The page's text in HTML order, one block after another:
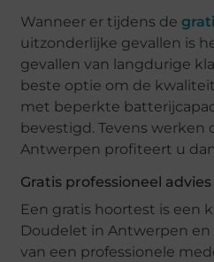
Wanneer er tijdens de
uitzonderlijke gevallen is
gevallen van langdurige
beste optie om de
met beperkte
bevestigd. Tevens
Antwerpen profiteert u
Gratis professioneel advies
Een gratis hoortest is een
Doudelet in Antwerpen
van een professionele